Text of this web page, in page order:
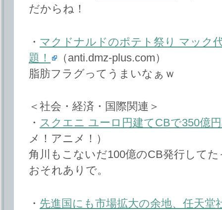
だからね！
・ マクドナルドのポテト祭り マック
題！
（anti.dmz-plus.com）
脂肪フラグってうまいなぁｗ
＜社会・経済・国際関連＞
・ スクエニ ユーロ円建てCBで350億
メ！アニメ！）
角川もこないだ100億のCB発行して
おそれありで。
・ 先進国にも市場拡大の余地、任天堂